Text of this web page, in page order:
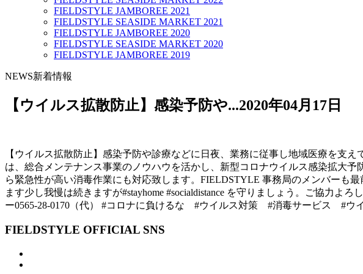
FIELDSTYLE JAMBOREE 2021
FIELDSTYLE SEASIDE MARKET 2021
FIELDSTYLE JAMBOREE 2020
FIELDSTYLE SEASIDE MARKET 2020
FIELDSTYLE JAMBOREE 2019
NEWS新着情報
【ウイルス拡散防止】 感染予防や...2020年04月17日
【ウイルス拡散防止】 感染予防や診療などに日夜、業務に従事し地域医療を支
は、総合メンテナンス事業の ノウハウを活かし、新型コロナウイルス感染拡大
ら緊急性が高い消毒作業にも 対応致します。 FIELDSTYLE 事務局のメンバーも
ます 少し我慢は続きますが #stayhome #socialdistance を守りましょう。 ご協力
ー 0565-28-0170（代） #コロナに負けるな #ウイルス対策 #消毒サービス
FIELDSTYLE OFFICIAL SNS